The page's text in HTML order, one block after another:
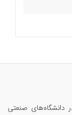
دانشگاه‌های صنعتی